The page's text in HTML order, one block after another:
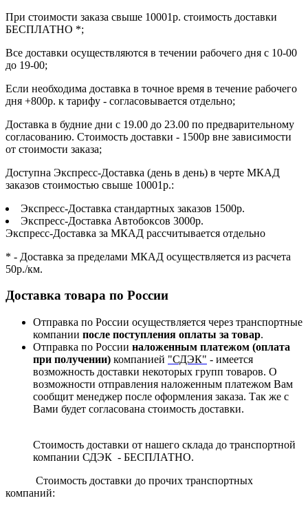
При стоимости заказа свыше 10001р. стоимость доставки
БЕСПЛАТНО *;
Все доставки осуществляются в течении рабочего дня с 10-00
до 19-00;
Если необходима доставка в точное время в течение рабочего
дня +800р. к тарифу - согласовывается отдельно;
Доставка в будние дни с 19.00 до 23.00 по предварительному
согласованию. Стоимость доставки - 1500р вне зависимости
от стоимости заказа;
Доступна Экспресс-Доставка (день в день) в черте МКАД
заказов стоимостью свыше 10001р.:
Экспресс-Доставка стандартных заказов 1500р.
Экспресс-Доставка Автобоксов 3000р.
Экспресс-Доставка за МКАД рассчитывается отдельно
* - Доставка за пределами МКАД осуществляется из расчета
50р./км.
Доставка товара по России
Отправка по России осуществляется через транспортные
компании после поступления оплаты за товар.
Отправка по России наложенным платежом (оплата
при получении) компанией "СДЭК" - имеется
возможность доставки некоторых групп товаров. О
возможности отправления наложенным платежом Вам
сообщит менеджер после оформления заказа. Так же с
Вами будет согласована стоимость доставки.
Стоимость доставки от нашего склада до транспортной
компании СДЭК - БЕСПЛАТНО.
Стоимость доставки до прочих транспортных
компаний: